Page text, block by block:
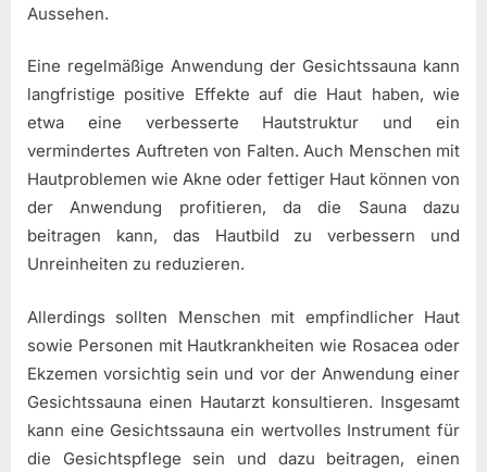
Aussehen.
Eine regelmäßige Anwendung der Gesichtssauna kann
langfristige positive Effekte auf die Haut haben, wie
etwa eine verbesserte Hautstruktur und ein
vermindertes Auftreten von Falten. Auch Menschen mit
Hautproblemen wie Akne oder fettiger Haut können von
der Anwendung profitieren, da die Sauna dazu
beitragen kann, das Hautbild zu verbessern und
Unreinheiten zu reduzieren.
Allerdings sollten Menschen mit empfindlicher Haut
sowie Personen mit Hautkrankheiten wie Rosacea oder
Ekzemen vorsichtig sein und vor der Anwendung einer
Gesichtssauna einen Hautarzt konsultieren. Insgesamt
kann eine Gesichtssauna ein wertvolles Instrument für
die Gesichtspflege sein und dazu beitragen, einen